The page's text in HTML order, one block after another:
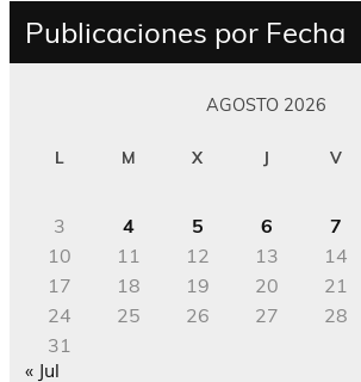
Publicaciones por Fecha
AGOSTO 2026
L M X J V
3
4 5 6 7
10
11 12 13 14
17
18 19 20 21
24
25 26 27 28
31
« Jul